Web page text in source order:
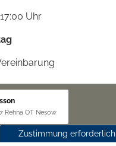
Uhr
Rehna OT Nesow
Zustimmung erforderlich